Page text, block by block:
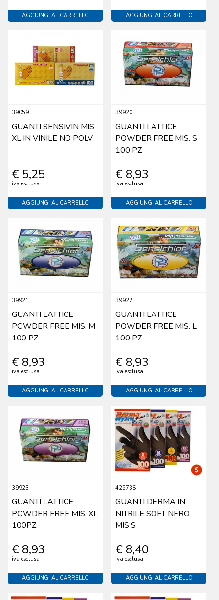
AGGIUNGI AL CARRELLO AGGIUNGI AL CARRELLO
39059
GUANTI SENSIVIN MIS
XL IN VINILE NO POLV
€ 5,25
iva esclusa
AGGIUNGI AL CARRELLO
39920
GUANTI LATTICE
POWDER FREE MIS. S
100 PZ
€ 8,93
iva esclusa
AGGIUNGI AL CARRELLO
39921
GUANTI LATTICE
POWDER FREE MIS. M
100 PZ
€ 8,93
iva esclusa
AGGIUNGI AL CARRELLO
39922
GUANTI LATTICE
POWDER FREE MIS. L
100 PZ
€ 8,93
iva esclusa
AGGIUNGI AL CARRELLO
39923
GUANTI LATTICE
POWDER FREE MIS. XL
100PZ
€ 8,93
iva esclusa
AGGIUNGI AL CARRELLO
42573S
GUANTI DERMA IN
NITRILE SOFT NERO
MIS S
€ 8,40
iva esclusa
AGGIUNGI AL CARRELLO